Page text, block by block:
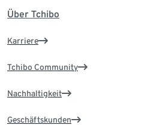
Über Tchibo
Karriere
Tchibo Community
Nachhaltigkeit
Geschäftskunden